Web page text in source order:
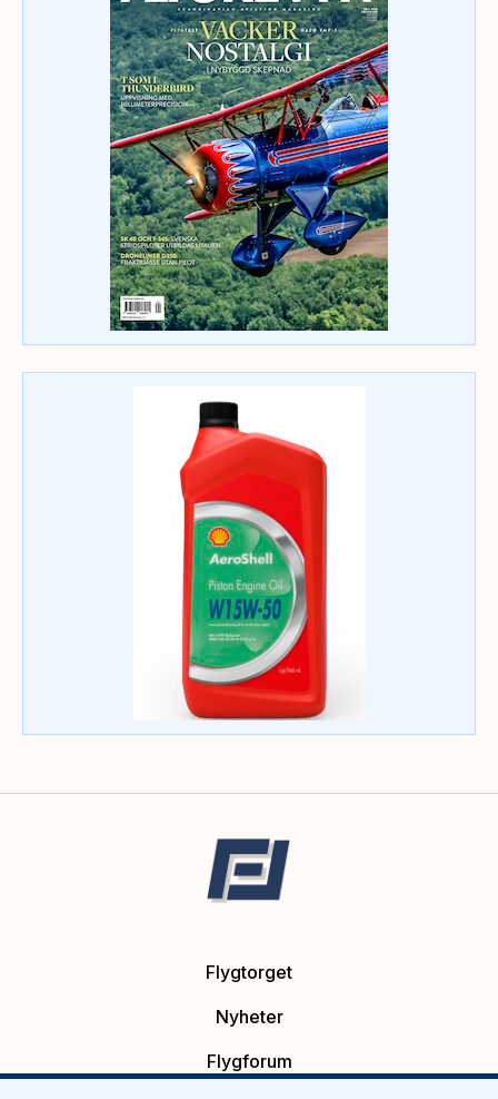
Flygtorget
Nyheter
Flygforum